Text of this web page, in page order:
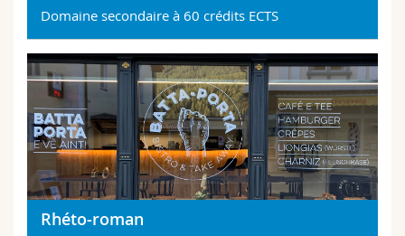
Domaine secondaire à 60 crédits ECTS
Rhéto-roman